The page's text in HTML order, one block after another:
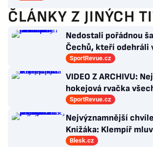
ČLÁNKY Z JINÝCH
Nedostali pořádnou
Čechů, kteří odehráli
maximálně dva zápasy
SportRevue.cz
VIDEO Z ARCHIVU:
hokejová rvačka
Nepadla v ní ani rána
SportRevue.cz
Nejvýznamnější
Knížáka: Klempíř
Klaus vzýval rebelství
Blesk.cz